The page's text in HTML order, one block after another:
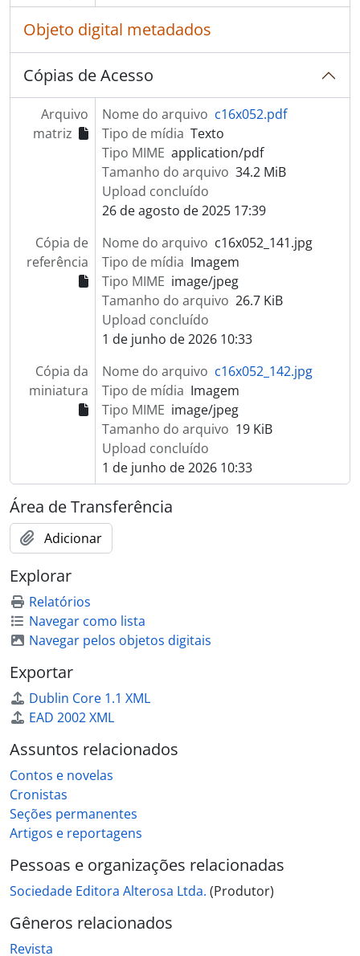
Objeto digital metadados
Cópias de Acesso
Arquivo
matriz
Nome do arquivo c16x052.pdf
Tipo de mídia Texto
Tipo MIME application/pdf
Tamanho do arquivo 34.2 MiB
Upload concluído
26 de agosto de 2025 17:39
Cópia de
referência
Nome do arquivo c16x052_141.jpg
Tipo de mídia Imagem
Tipo MIME image/jpeg
Tamanho do arquivo 26.7 KiB
Upload concluído
1 de junho de 2026 10:33
Cópia da
miniatura
Nome do arquivo c16x052_142.jpg
Tipo de mídia Imagem
Tipo MIME image/jpeg
Tamanho do arquivo 19 KiB
Upload concluído
1 de junho de 2026 10:33
Área de Transferência
Adicionar
Explorar
Relatórios
Navegar como lista
Navegar pelos objetos digitais
Exportar
Dublin Core 1.1 XML
EAD 2002 XML
Assuntos relacionados
Contos e novelas
Cronistas
Seções permanentes
Artigos e reportagens
Pessoas e organizações relacionadas
Sociedade Editora Alterosa Ltda. (Produtor)
Gêneros relacionados
Revista